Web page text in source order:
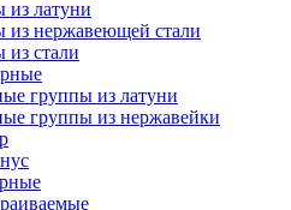
из латуни
из нержавеющей стали
из стали
группы из латуни
группы из нержавейки